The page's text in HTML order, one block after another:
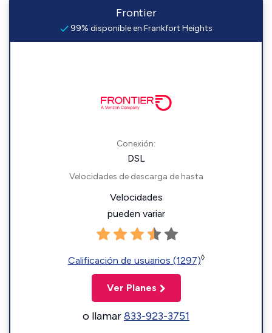
Frontier
99% disponible en Frankfort Heights
Conexión:
DSL
Velocidades de descarga de hasta
Velocidades
pueden variar
Calificación de usuarios (1297)◊
Ver Planes
o llamar833-923-3751